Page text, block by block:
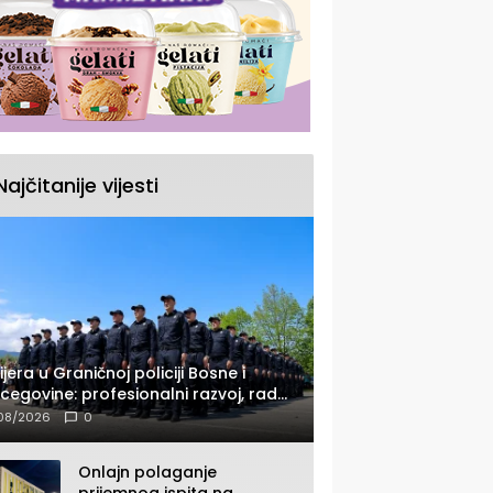
vijesti
u Graničnoj policiji Bosne i
profesionalni razvoj, rad
opremom i služba
2026 0
Onlajn polaganje